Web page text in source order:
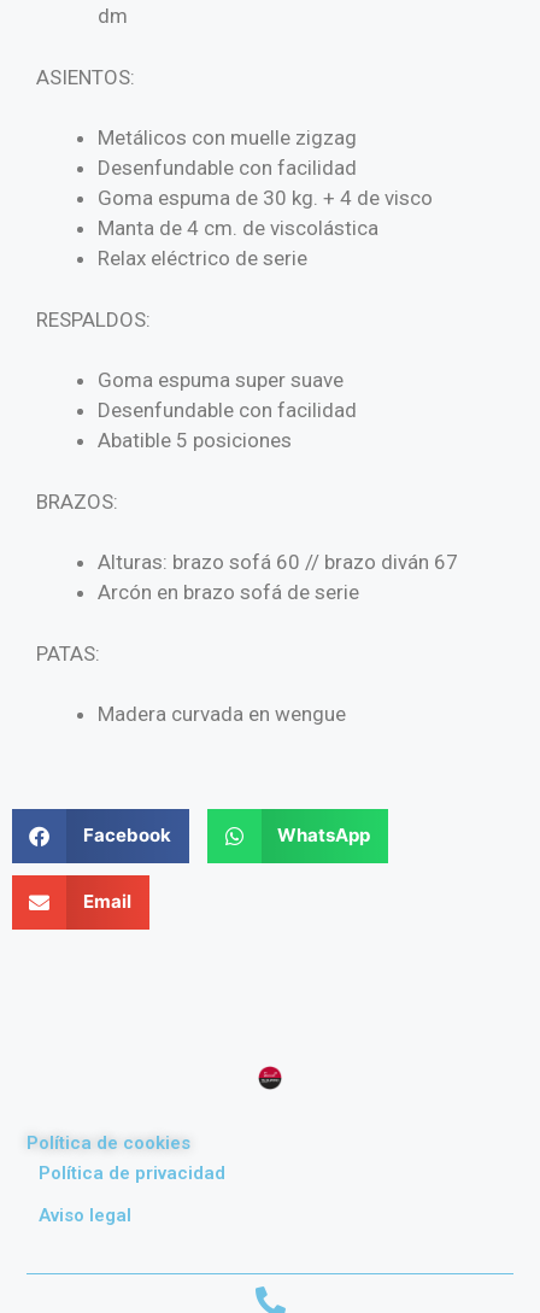
dm
ASIENTOS:
Metálicos con muelle zigzag
Desenfundable con facilidad
Goma espuma de 30 kg. + 4 de visco
Manta de 4 cm. de viscolástica
Relax eléctrico de serie
RESPALDOS:
Goma espuma super suave
Desenfundable con facilidad
Abatible 5 posiciones
BRAZOS:
Alturas: brazo sofá 60 // brazo diván 67
Arcón en brazo sofá de serie
PATAS:
Madera curvada en wengue
Facebook WhatsApp
Email
Política de cookies
Política de privacidad
Aviso legal